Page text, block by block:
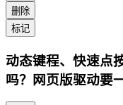
删除
标记
动态键程、快速点
吗？网页版驱动要